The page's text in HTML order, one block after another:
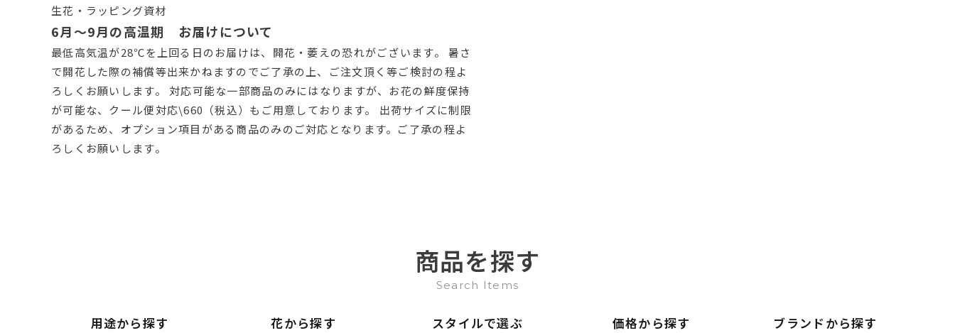
生花・ラッピング資材
6月～9月の高温期 お届けについて
最低高気温が28℃を上回る日のお届けは、開花・萎えの恐れがございます。 暑さ
で開花した際の補償等出来かねますのでご了承の上、ご注文頂く等ご検討の程よ
ろしくお願いします。 対応可能な一部商品のみにはなりますが、お花の鮮度保持
が可能な、クール便対応\660（税込）もご用意しております。 出荷サイズに制限
があるため、オプション項目がある商品のみのご対応となります。ご了承の程よ
ろしくお願いします。
商品を探す
Search Items
用途から探す 花から探す スタイルで選ぶ 価格から探す ブランドから探す